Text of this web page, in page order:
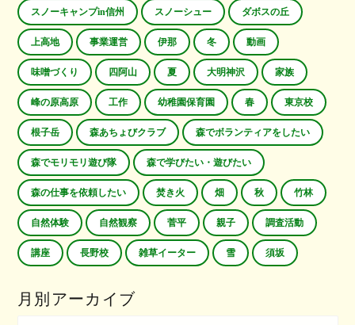
スノーキャンプin信州 スノーシュー ダボスの丘
上高地 事業運営 伊那 冬 動画
味噌づくり 四阿山 夏 大明神沢 家族
峰の原高原 工作 幼稚園保育園 春 東京校
根子岳 森あちょびクラブ 森でボランティアをしたい
森でモリモリ遊び隊 森で学びたい・遊びたい
森の仕事を依頼したい 焚き火 畑 秋 竹林
自然体験 自然観察 菅平 親子 調査活動
講座 長野校 雑草イーター 雪 須坂
月別アーカイブ